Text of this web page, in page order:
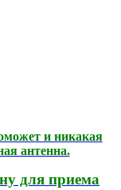
и никакая
антенна.
для приема